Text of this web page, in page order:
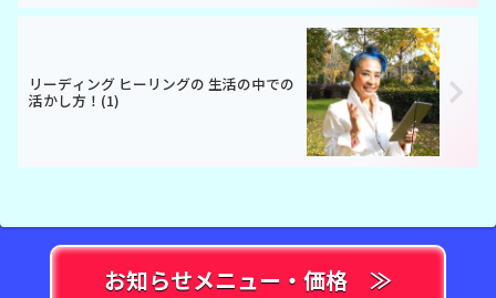
リーディング ヒーリングの 生活の中での
活かし方！(1)
お知らせメニュー・価格 ≫